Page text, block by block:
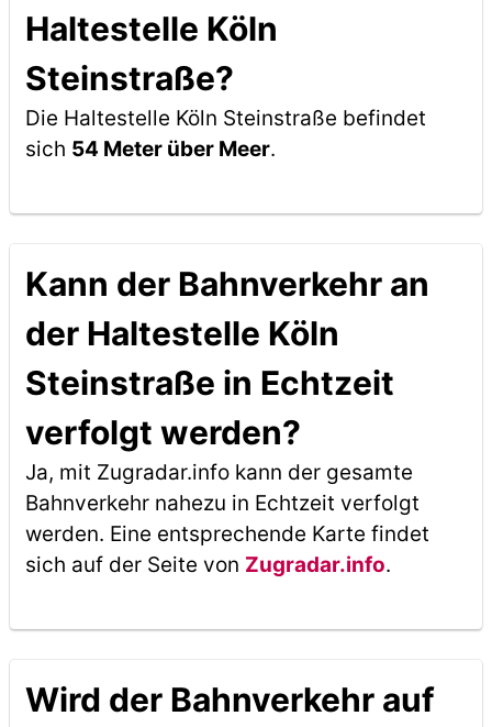
Haltestelle Köln
Steinstraße?
Die Haltestelle Köln Steinstraße befindet
sich 54 Meter über Meer.
Kann der Bahnverkehr an
der Haltestelle Köln
Steinstraße in Echtzeit
verfolgt werden?
Ja, mit Zugradar.info kann der gesamte
Bahnverkehr nahezu in Echtzeit verfolgt
werden. Eine entsprechende Karte findet
sich auf der Seite von Zugradar.info.
Wird der Bahnverkehr auf